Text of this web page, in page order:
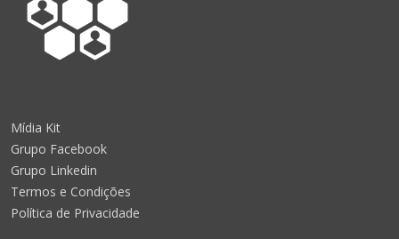
Mídia Kit
Grupo Facebook
Grupo Linkedin
Termos e Condições
Política de Privacidade